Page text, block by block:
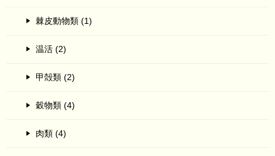
棘皮動物類 (1)
温活 (2)
甲殻類 (2)
穀物類 (4)
肉類 (4)